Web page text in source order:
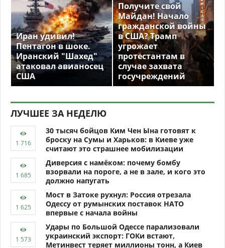
Иран удивил!
Пентагон в шоке.
Иранский "Шахед"
атаковал авианосец
США
Получите свой
Майдан! Начало
гражданской войны
в США? Трамп
угрожает
протестантам в
случае захвата
госучреждений
ЛУЧШЕЕ ЗА НЕДЕЛЮ
30 тысяч бойцов Ким Чен Ына готовят к
броску на Сумы и Харьков: в Киеве уже
считают это страшнее мобилизации
Диверсия с намёком: почему бомбу
взорвали на пороге, а не в зале, и кого это
должно напугать
Мост в Затоке рухнул: Россия отрезала
Одессу от румынских поставок НАТО
впервые с начала войны
Удары по Большой Одессе парализовали
украинский экспорт: ГОКи встают,
Метинвест теряет миллионы тонн, а Киев